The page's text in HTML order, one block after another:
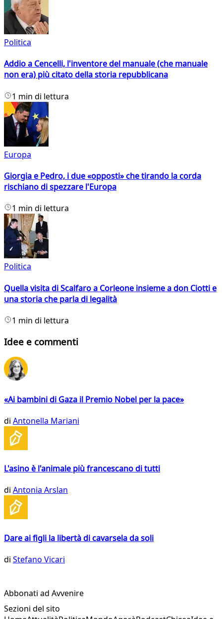
Politica
Addio a Cencelli, l'inventore del manuale (che manuale
non era) più citato della storia repubblicana
1 min di lettura
Europa
Giorgia e Pedro, i due «opposti» che tirando la corda
rischiano di spezzare l'Europa
1 min di lettura
Politica
Quella visita di Scalfaro a Corleone insieme a don Ciotti e
una storia che parla di legalità
1 min di lettura
Idee e commenti
«Ai bambini di Gaza il Premio Nobel per la pace»
di Antonella Mariani
L'asino è l'animale più francescano di tutti
di Antonia Arslan
Dare ai figli la libertà di cavarsela da soli
di Stefano Vicari
Abbonati ad Avvenire
Sezioni del sito